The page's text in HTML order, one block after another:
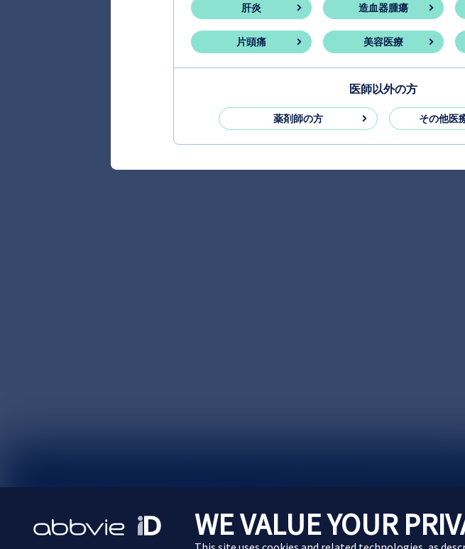
肝炎 造血器腫瘍
片頭痛 美容医療
医師以外の方
薬剤師の方 その他医
Cookie Preferences
WE VALUE YOUR